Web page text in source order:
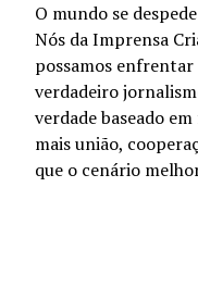
O mundo se
Nós da Imprensa
possamos
verdadeiro
verdade baseado
mais união,
que o cenário